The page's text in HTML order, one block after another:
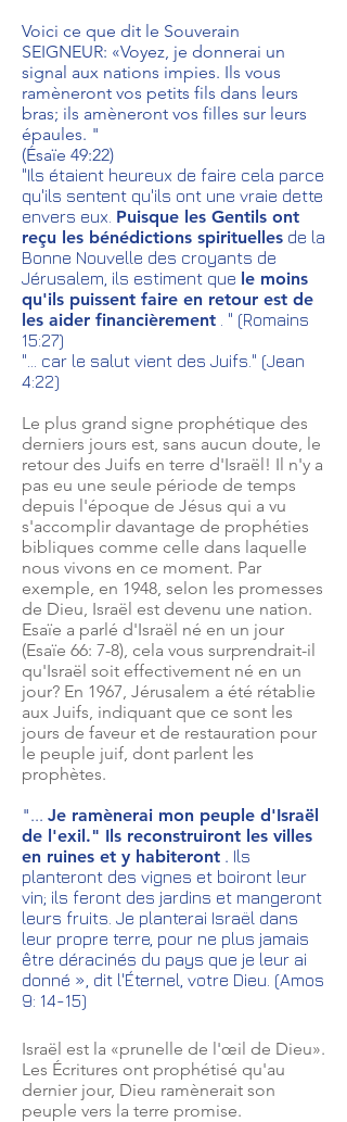
Voici ce que dit le Souverain
SEIGNEUR: «Voyez, je donnerai un
signal aux nations impies. Ils vous
ramèneront vos petits fils dans leurs
bras; ils amèneront vos filles sur leurs
épaules. "
(Ésaïe 49:22)
"Ils étaient heureux de faire cela parce
qu'ils sentent qu'ils ont une vraie dette
envers eux. Puisque les Gentils ont
reçu les bénédictions spirituelles de la
Bonne Nouvelle des croyants de
Jérusalem, ils estiment que le moins
qu'ils puissent faire en retour est de
les aider financièrement
. " (Romains
15:27)
"... car le salut vient des Juifs." (Jean
4:22)
Le plus grand signe prophétique des
derniers jours est, sans aucun doute, le
retour des Juifs en terre d'Israël! Il n'y a
pas eu une seule période de temps
depuis l'époque de Jésus qui a vu
s'accomplir davantage de prophéties
bibliques comme celle dans laquelle
nous vivons en ce moment. Par
exemple, en 1948, selon les promesses
de Dieu, Israël est devenu une nation.
Esaïe a parlé d'Israël né en un jour
(Esaïe 66: 7-8), cela vous surprendrait-il
qu'Israël soit effectivement né en un
jour? En 1967, Jérusalem a été rétablie
aux Juifs, indiquant que ce sont les
jours de faveur et de restauration pour
le peuple juif, dont parlent les
prophètes.
"... Je ramènerai mon peuple d'Israël
de l'exil." Ils reconstruiront les villes
en ruines et y habiteront . Ils
planteront des vignes et boiront leur
vin; ils feront des jardins et mangeront
leurs fruits. Je planterai Israël dans
leur propre terre, pour ne plus jamais
être déracinés du pays que je leur ai
donné », dit l'Éternel, votre Dieu. (Amos
9: 14-15)
Israël est la «prunelle de l'œil de Dieu».
Les Écritures ont prophétisé qu'au
dernier jour, Dieu ramènerait son
peuple vers la terre promise.